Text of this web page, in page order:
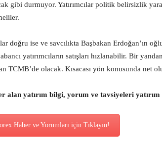
gibi durmuyor. Yatırımcılar politik belirsizlik
doğru ise ve savcılıkta Başbakan Erdoğan’ın
yatırımcıların satışları hızlanabilir. Bir
TCMB’de olacak. Kısacası yön konusunda net
alan yatırım bilgi, yorum ve tavsiyeleri yatırım
Haber ve Yorumları için Tıklayın!